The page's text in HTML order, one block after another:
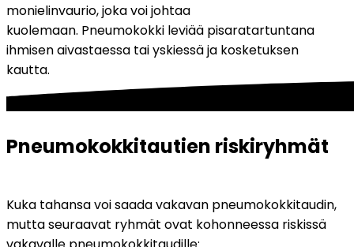
monielinvaurio, joka voi johtaa
kuolemaan. Pneumokokki leviää pisaratartuntana
ihmisen aivastaessa tai yskiessä ja kosketuksen
kautta.
Pneumokokkitautien riskiryhmät
Kuka tahansa voi saada vakavan pneumokokkitaudin,
mutta seuraavat ryhmät ovat kohonneessa riskissä